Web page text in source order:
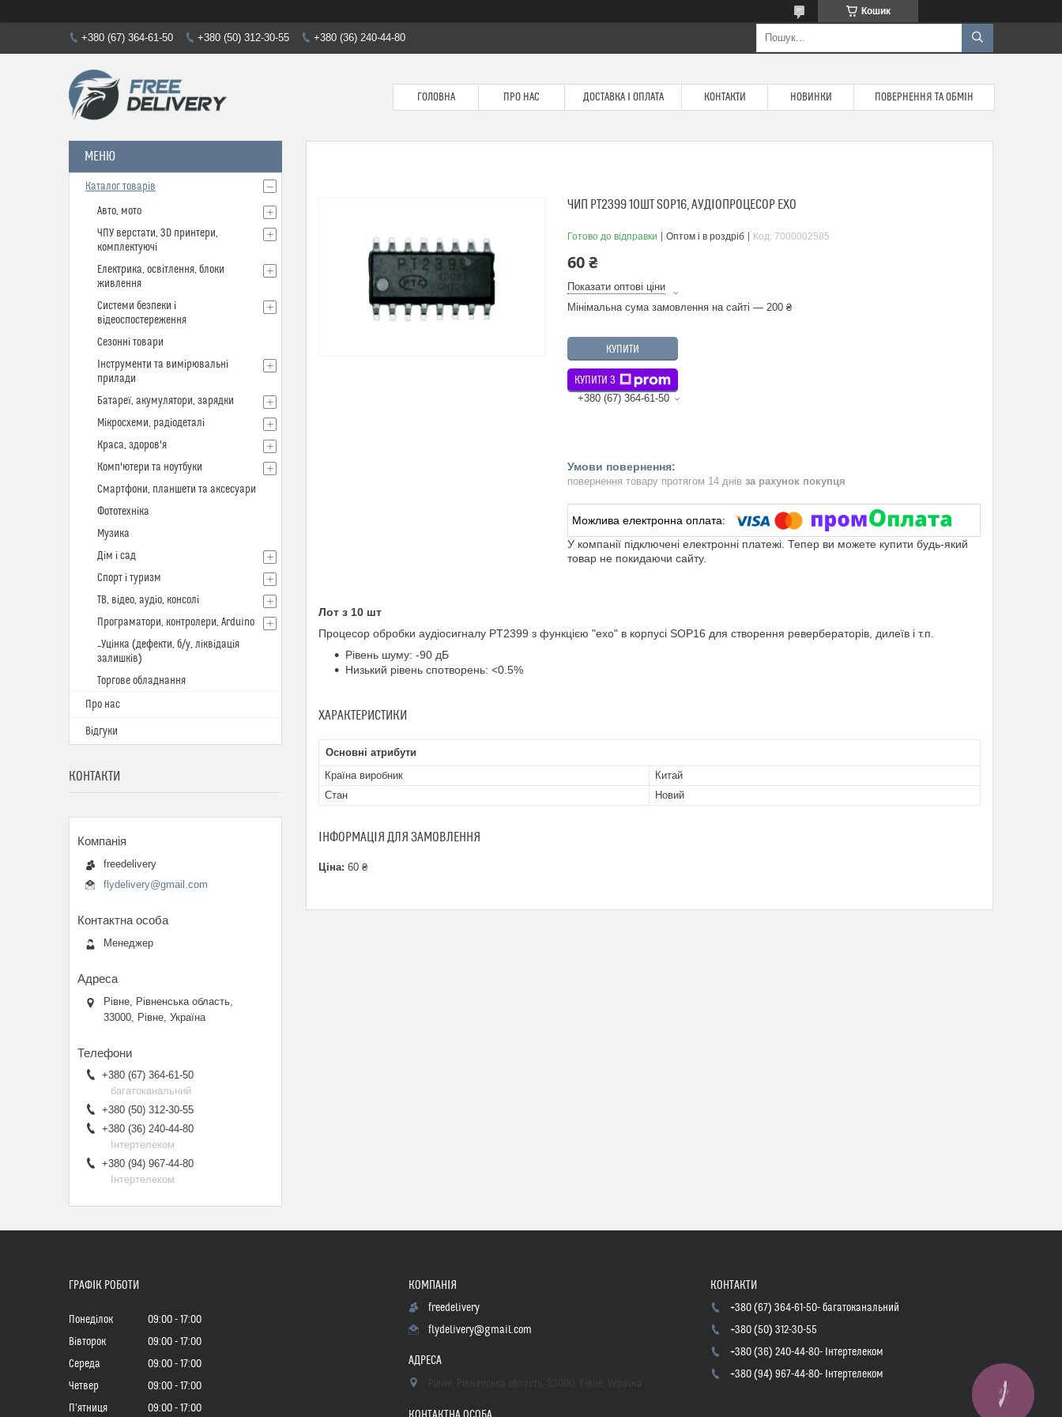
Кошик
+380 (67) 364-61-50 +380 (50) 312-30-55 +380 (36) 240-44-80
ГОЛОВНА ПРО НАС ДОСТАВКА І ОПЛАТА КОНТАКТИ НОВИНКИ ПОВЕРНЕННЯ ТА ОБМІН
ЧИП PT2399 10ШТ SOP16, АУДІОПРОЦЕСОР ЕХО
Готово до відправки Оптом і в роздріб Код: 7000002585
60 ₴
Показати оптові ціни
Мінімальна сума замовлення на сайті — 200 ₴
КУПИТИ
КУПИТИ З
+380 (67) 364-61-50
повернення товару протягом 14 днів за рахунок покупця
У компанії підключені електронні платежі. Тепер ви можете купити будь-який
товар не покидаючи сайту.
Лот з 10 шт
Процесор обробки аудіосигналу PT2399 з функцією "ехо" в корпусі SOP16 для створення ревербераторів, дилеїв і т.п.
Рівень шуму: -90 дБ
Низький рівень спотворень: <0.5%
ХАРАКТЕРИСТИКИ
Основні атрибути
Країна виробник
Китай
Стан
Новий
ІНФОРМАЦІЯ ДЛЯ ЗАМОВЛЕННЯ
Ціна: 60 ₴
Каталог товарів
Авто, мото
ЧПУ верстати, 3D принтери,
комплектуючі
Електрика, освітлення, блоки
живлення
Системи безпеки і
відеоспостереження
Сезонні товари
Інструменти та вимірювальні
прилади
Батареї, акумулятори, зарядки
Мікросхеми, радіодеталі
Краса, здоров'я
Комп'ютери та ноутбуки
Смартфони, планшети та аксесуари
Фототехніка
Музика
Дім і сад
Спорт і туризм
ТВ, відео, аудіо, консолі
Програматори, контролери, Arduino
_Уцінка (дефекти, б/у, ліквідація
залишків)
Торгове обладнання
Про нас
Відгуки
КОНТАКТИ
freedelivery
flydelivery@gmail.com
Менеджер
Рівне, Рівненська область,
33000, Рівне, Україна
+380 (67) 364-61-50
багатоканальний
+380 (50) 312-30-55
+380 (36) 240-44-80
Інтертелеком
+380 (94) 967-44-80
Інтертелеком
ГРАФІК РОБОТИ
Понеділок 09:00
17:00
Вівторок
09:00
17:00
Середа
09:00
17:00
Четвер
09:00
17:00
Пʼятниця
09:00 17:00
freedelivery
flydelivery@gmail.com
+380 (67) 364-61-50 багатоканальний
+380 (50) 312-30-55
+380 (36) 240-44-80 Інтертелеком
+380 (94) 967-44-80 Інтертелеком
КНОПКА
ЗВ'ЯЗКУ